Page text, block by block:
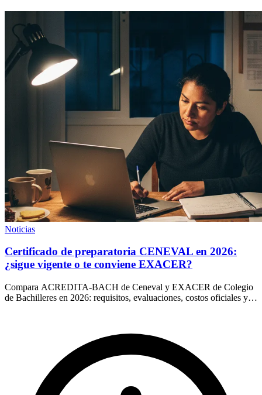
Noticias
Certificado de preparatoria CENEVAL en 2026:
¿sigue vigente o te conviene EXACER?
Compara ACREDITA-BACH de Ceneval y EXACER de Colegio
de Bachilleres en 2026: requisitos, evaluaciones, costos oficiales y